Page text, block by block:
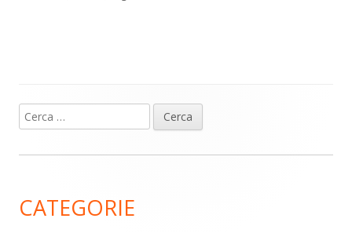
Barra
laterale
Ricerca
per:
CATEGORIE